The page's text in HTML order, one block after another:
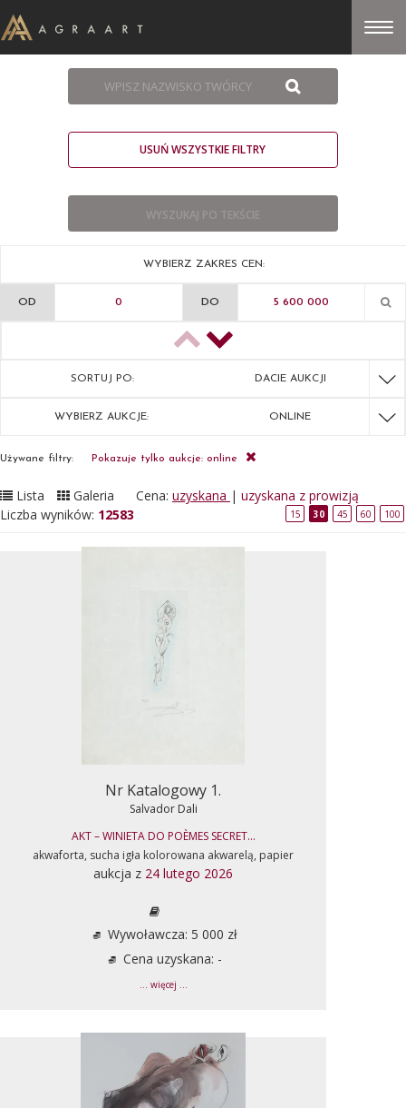
USUŃ WSZYSTKIE FILTRY
WYBIERZ ZAKRES CEN:
OD DO
SORTUJ PO: DACIE AUKCJI
WYBIERZ AUKCJE: ONLINE
Używane filtry: Pokazuje tylko aukcje: online
Lista Galeria Cena: uzyskana | uzyskana z prowizją
Liczba wyników: 12583 15 30 45 60 100
Nr Katalogowy 1.
Salvador Dali
AKT – WINIETA DO POÈMES SECRET...
akwaforta, sucha igła kolorowana akwarelą, papier
aukcja z 24 lutego 2026
Wywoławcza: 5 000 zł
Cena uzyskana: -
... więcej ...